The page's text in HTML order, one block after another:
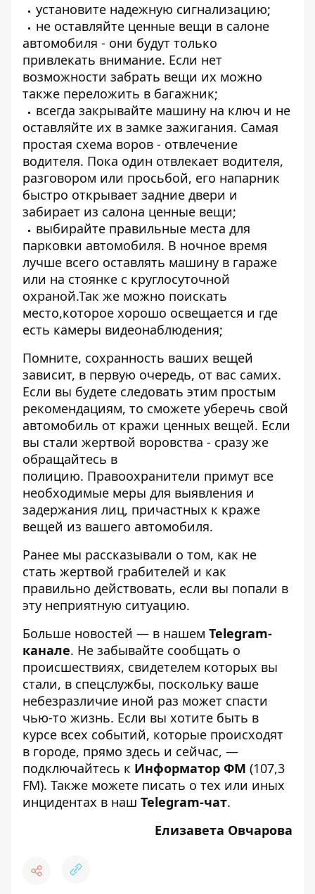
установите надежную сигнализацию;
не оставляйте ценные вещи в салоне
автомобиля - они будут только
привлекать внимание. Если нет
возможности забрать вещи их можно
также переложить в багажник;
всегда закрывайте машину на ключ и не
оставляйте их в замке зажигания. Самая
простая схема воров - отвлечение
водителя. Пока один отвлекает водителя,
разговором или просьбой, его напарник
быстро открывает задние двери и
забирает из салона ценные вещи;
выбирайте правильные места для
парковки автомобиля. В ночное время
лучше всего оставлять машину в гараже
или на стоянке с круглосуточной
охраной.Так же можно поискать
место,которое хорошо освещается и где
есть камеры видеонаблюдения;
Помните, сохранность ваших вещей
зависит, в первую очередь, от вас самих.
Если вы будете следовать этим простым
рекомендациям, то сможете уберечь свой
автомобиль от кражи ценных вещей. Если
вы стали жертвой воровства - сразу же
обращайтесь в
полицию. Правоохранители примут все
необходимые меры для выявления и
задержания лиц, причастных к краже
вещей из вашего автомобиля.
Ранее мы рассказывали о том, как не
стать жертвой грабителей и как
правильно действовать, если вы попали в
эту неприятную ситуацию.
Больше новостей — в нашем Telegram-
канале. Не забывайте сообщать о
происшествиях, свидетелем которых вы
стали, в спецслужбы, поскольку ваше
небезразличие иной раз может спасти
чью-то жизнь. Если вы хотите быть в
курсе всех событий, которые происходят
в городе, прямо здесь и сейчас, —
подключайтесь к Информатор ФМ (107,3
FM). Также можете писать о тех или иных
инцидентах в наш Telegram-чат.
Елизавета Овчарова